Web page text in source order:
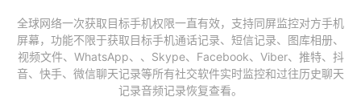
全球网络一次获取目标手机权限一直有效，支持同屏监控对方手机
屏幕，功能不限于获取目标手机通话记录、短信记录、图库相册、
视频文件、WhatsApp、、Skype、Facebook、Viber、推特、抖
音、快手、微信聊天记录等所有社交软件实时监控和过往历史聊天
记录音频记录恢复查看。